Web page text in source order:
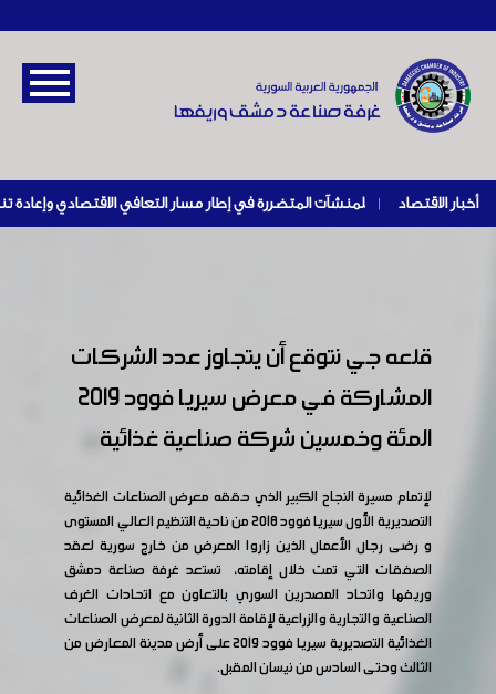
أخبار الاقتصاد |
قلعه جي نتوقع أن يتجاوز عدد الشركات
المشاركة في معرض سيريا فوود 2019
المئة وخمسين شركة صناعية غذائية
لإتمام مسيرة النجاح الكبير الذي حققه معرض الصناعات الغذائية
التصديرية الأول سيريا فوود 2018 من ناحية التنظيم العالي المستوى
و رضى رجال الأعمال الذين زاروا المعرض من خارج سورية لعقد
الصفقات التي تمت خلال إقامته، تستعد غرفة صناعة دمشق
وريفها واتحاد المصدرين السوري بالتعاون مع اتحادات الغرف
الصناعية والتجارية والزراعية لإقامة الدورة الثانية لمعرض الصناعات
الغذائية التصديرية سيريا فوود 2019 على أرض مدينة المعارض من
الثالث وحتى السادس من نيسان المقبل.